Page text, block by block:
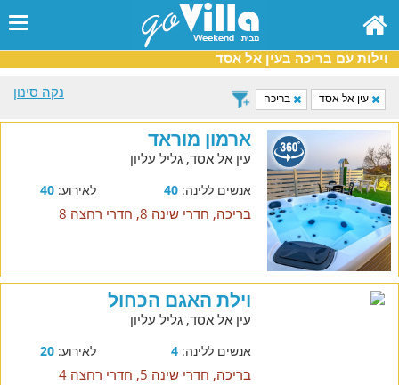
וילות עם בריכה בעין אל אסד
נקה סינון
עין אל אסד בריכה
ארמון מוראד
עין אל אסד, גליל עליון
אנשים ללינה:40 לאירוע:40
בריכה, חדרי שינה 8, חדרי רחצה 8
וילת האגם הכחול
עין אל אסד, גליל עליון
אנשים ללינה:4 לאירוע:20
בריכה, חדרי שינה 5, חדרי רחצה 4